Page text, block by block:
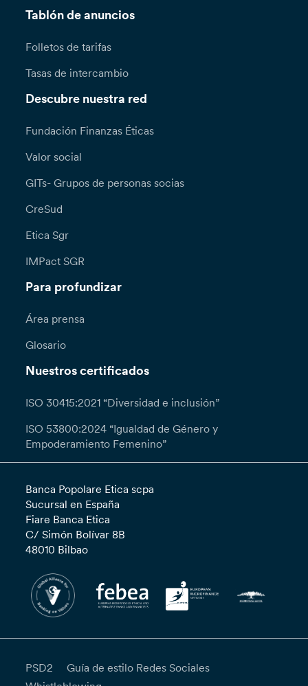
Tablón de anuncios
Folletos de tarifas
Tasas de intercambio
Descubre nuestra red
Fundación Finanzas Éticas
Valor social
GITs- Grupos de personas socias
CreSud
Etica Sgr
IMPact SGR
Para profundizar
Área prensa
Glosario
Nuestros certificados
ISO 30415:2021 “Diversidad e inclusión”
ISO 53800:2024 “Igualdad de Género y
Empoderamiento Femenino”
Banca Popolare Etica scpa
Sucursal en España
Fiare Banca Etica
C/ Simón Bolívar 8B
48010 Bilbao
PSD2
Guía de estilo Redes Sociales